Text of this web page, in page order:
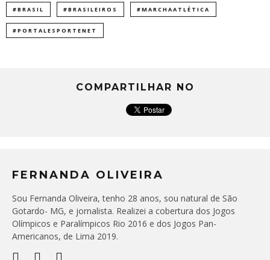
#BRASIL #BRASILEIROS #MARCHAATLÉTICA
#PORTALESPORTENET
COMPARTILHAR NO
FERNANDA OLIVEIRA
Sou Fernanda Oliveira, tenho 28 anos, sou natural de São
Gotardo- MG, e jornalista. Realizei a cobertura dos Jogos
Olímpicos e Paralímpicos Rio 2016 e dos Jogos Pan-
Americanos, de Lima 2019.